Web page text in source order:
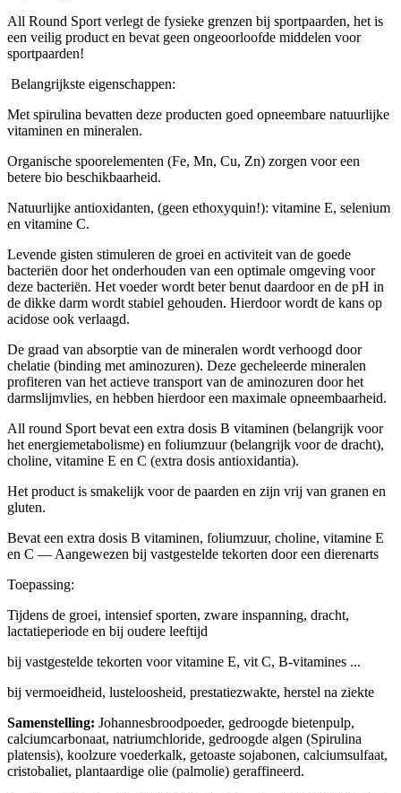
All Round Sport verlegt de fysieke grenzen bij sportpaarden, het is
een veilig product en bevat geen ongeoorloofde middelen voor
sportpaarden!
Belangrijkste eigenschappen:
Met spirulina bevatten deze producten goed opneembare natuurlijke
vitaminen en mineralen.
Organische spoorelementen (Fe, Mn, Cu, Zn) zorgen voor een
betere bio beschikbaarheid.
Natuurlijke antioxidanten, (geen ethoxyquin!): vitamine E, selenium
en vitamine C.
Levende gisten stimuleren de groei en activiteit van de goede
bacteriën door het onderhouden van een optimale omgeving voor
deze bacteriën. Het voeder wordt beter benut daardoor en de pH in
de dikke darm wordt stabiel gehouden. Hierdoor wordt de kans op
acidose ook verlaagd.
De graad van absorptie van de mineralen wordt verhoogd door
chelatie (binding met aminozuren). Deze gecheleerde mineralen
profiteren van het actieve transport van de aminozuren door het
darmslijmvlies, en hebben hierdoor een maximale opneembaarheid.
All round Sport bevat een extra dosis B vitaminen (belangrijk voor
het energiemetabolisme) en foliumzuur (belangrijk voor de dracht),
choline, vitamine E en C (extra dosis antioxidantia).
Het product is smakelijk voor de paarden en zijn vrij van granen en
gluten.
Bevat een extra dosis B vitaminen, foliumzuur, choline, vitamine E
en C — Aangewezen bij vastgestelde tekorten door een dierenarts
Toepassing:
Tijdens de groei, intensief sporten, zware inspanning, dracht,
lactatieperiode en bij oudere leeftijd
bij vastgestelde tekorten voor vitamine E, vit C, B-vitamines ...
bij vermoeidheid, lusteloosheid, prestatiezwakte, herstel na ziekte
Samenstelling: Johannesbroodpoeder, gedroogde bietenpulp,
calciumcarbonaat, natriumchloride, gedroogde algen (Spirulina
platensis), koolzure voederkalk, getoaste sojabonen, calciumsulfaat,
cristobaliet, plantaardige olie (palmolie) geraffineerd.